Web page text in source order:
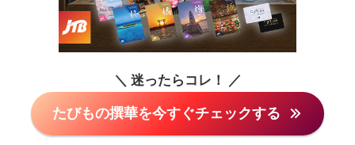
＼ 迷ったらコレ！ ／
たびもの撰華を今すぐチェックする